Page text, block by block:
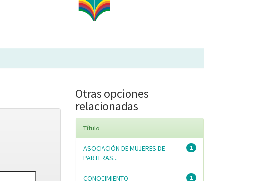
Otras opciones
relacionadas
Título
1
ASOCIACIÓN DE MUJERES DE
PARTERAS...
1
CONOCIMIENTO